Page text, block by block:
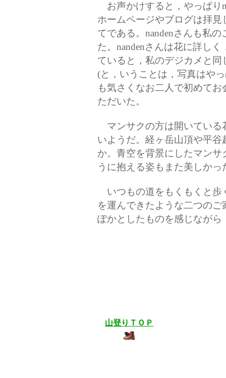
お声かけすると，やっぱり
ホームページやブログは拝
てである。nandenさんも私
た。nandenさんは花に詳し
ていると，私のデジカメと
(と，いうことは，写真はや
も気さくなお二人で初めて
ただいた。
マンサクの方は開いている
いようだ。経ヶ岳山頂や平
か。青空を背景にしたマン
うに抱える姿もまた美しかっ
いつもの道をもくもくと歩
を運んできたような二つの
ぽかとしたものを感じながら
山登りＴＯＰ